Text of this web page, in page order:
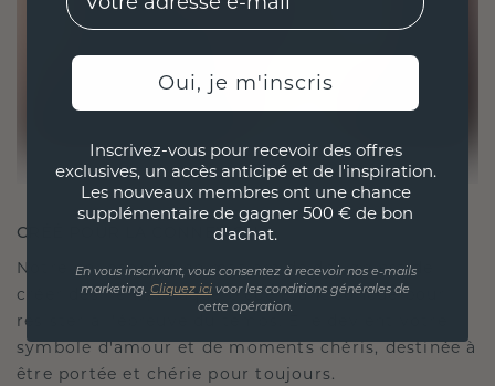
CRÉÉ POUR LA CONNEXION
Notre philosophie en matière de design est de
créer des liens, chaque pièce étant conçue pour
résister à l'épreuve du temps. Elle devient votre
symbole d'amour et de moments chéris, destinée à
être portée et chérie pour toujours.
Oui, je m'inscris
Inscrivez-vous pour recevoir des offres
exclusives, un accès anticipé et de l'inspiration.
Les nouveaux membres ont une chance
supplémentaire de gagner 500 € de bon
d'achat.
En vous inscrivant, vous consentez à recevoir nos e-mails
marketing. Cliquez ici voor les conditions générales de
cette opération.